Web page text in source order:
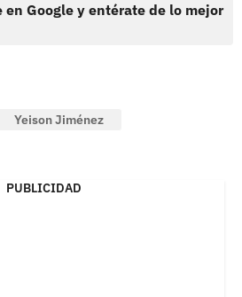
en Google y entérate de lo mejor
Yeison Jiménez
PUBLICIDAD